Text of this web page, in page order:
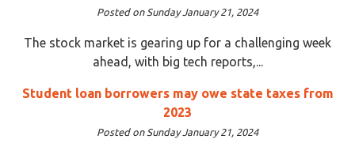
Posted on Sunday January 21, 2024
The stock market is gearing up for a challenging week
ahead, with big tech reports,...
Student loan borrowers may owe state taxes from
2023
Posted on Sunday January 21, 2024